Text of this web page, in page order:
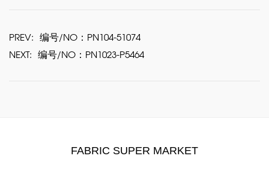
PREV: 编号/NO：PN104-51074
NEXT: 编号/NO：PN1023-P5464
FABRIC SUPER MARKET